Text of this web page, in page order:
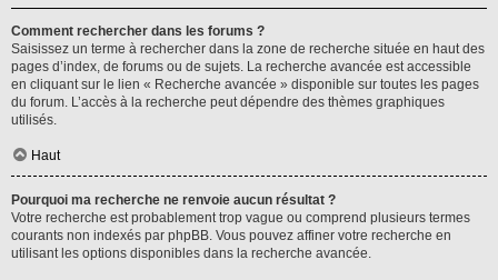
Comment rechercher dans les forums ?
Saisissez un terme à rechercher dans la zone de recherche située en haut des
pages d’index, de forums ou de sujets. La recherche avancée est accessible
en cliquant sur le lien « Recherche avancée » disponible sur toutes les pages
du forum. L’accès à la recherche peut dépendre des thèmes graphiques
utilisés.
Haut
Pourquoi ma recherche ne renvoie aucun résultat ?
Votre recherche est probablement trop vague ou comprend plusieurs termes
courants non indexés par phpBB. Vous pouvez affiner votre recherche en
utilisant les options disponibles dans la recherche avancée.